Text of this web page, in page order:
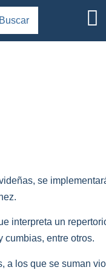
Buscar
se
interpreta un
cumbias, entre otros.
los que se suman